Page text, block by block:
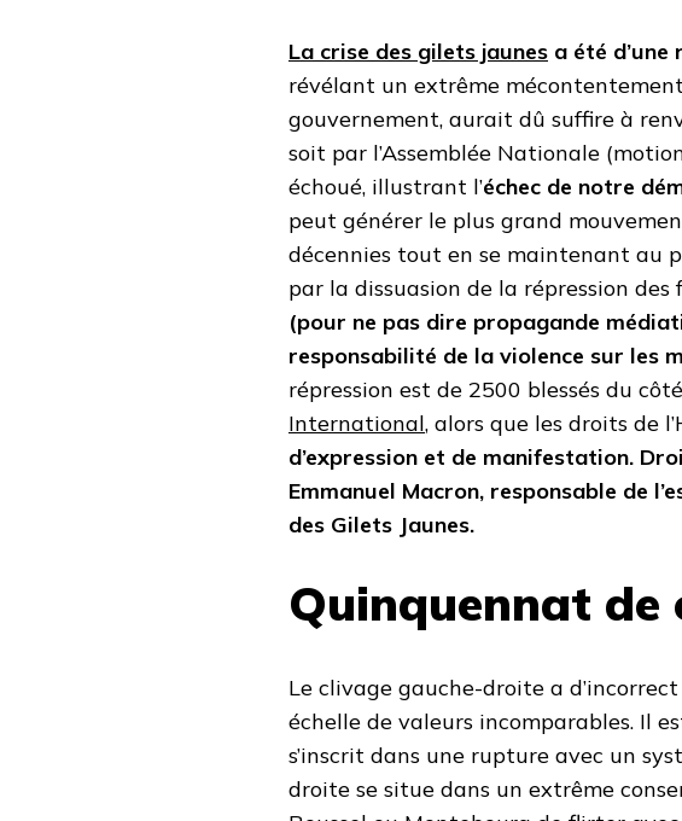
La crise des gilets jaunes a été d’une
révélant un extrême
gouvernement, aurait dû suffire à
soit par l’Assemblée Nationale
échoué, illustrant l’échec de notre
peut générer le plus grand
décennies tout en se maintenant au
par la dissuasion de la répression des
(pour ne pas dire propagande
responsabilité de la violence sur les
répression est de 2500 blessés du
International, alors que les droits de
d’expression et de manifestation.
Emmanuel Macron, responsable de
des Gilets Jaunes.
Quinquennat de
Le clivage gauche-droite a
échelle de valeurs incomparables. Il
s’inscrit dans une rupture avec un
droite se situe dans un extrême